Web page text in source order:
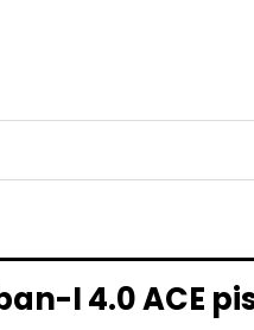
I 4.0 ACE